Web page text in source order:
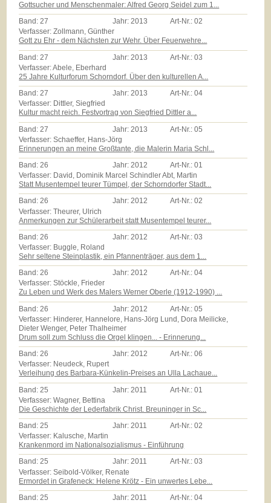
Gottsucher und Menschenmaler: Alfred Georg Seidel zum 1...
Band:27 Jahr:2013 Art-Nr.:02
Verfasser: Zollmann, Günther
Gott zu Ehr - dem Nächsten zur Wehr. Über Feuerwehre...
Band: 27 Jahr: 2013 Art-Nr.:03
Verfasser: Abele, Eberhard
25 Jahre Kulturforum Schorndorf. Über den kulturellen A...
Band:27 Jahr:2013 Art-Nr.:04
Verfasser: Dittler, Siegfried
Kultur macht reich. Festvortrag von Siegfried Dittler a...
Band: 27 Jahr: 2013 Art-Nr.:05
Verfasser: Schaeffer, Hans-Jörg
Erinnerungen an meine Großtante, die Malerin Maria Schl...
Band:26 Jahr:2012 Art-Nr.:01
Verfasser: David, Dominik Marcel Schindler Abt, Martin
Statt Musentempel teurer Tümpel, der Schorndorfer Stadt...
Band:26 Jahr:2012 Art-Nr.:02
Verfasser: Theurer, Ulrich
Anmerkungen zur Schülerarbeit statt Musentempel teurer...
Band:26 Jahr:2012 Art-Nr.:03
Verfasser: Buggle, Roland
Sehr seltene Steinplastik, ein Pfannenträger, aus dem 1...
Band:26 Jahr:2012 Art-Nr.:04
Verfasser: Stöckle, Frieder
Zu Leben und Werk des Malers Werner Oberle (1912-1990) ...
Band: 26 Jahr: 2012 Art-Nr.:05
Verfasser: Hinderer, Hannelore, Hans-Jörg Lund, Dora Meilicke,
Dieter Wenger, Peter Thalheimer
Drum soll zum Schluss die Orgel klingen... - Erinnerung...
Band:26 Jahr:2012 Art-Nr.:06
Verfasser: Neudeck, Rupert
Verleihung des Barbara-Künkelin-Preises an Ulla Lachaue...
Band: 25 Jahr: 2011 Art-Nr.:01
Verfasser: Wagner, Bettina
Die Geschichte der Lederfabrik Christ. Breuninger in Sc...
Band:25 Jahr:2011 Art-Nr.:02
Verfasser: Kalusche, Martin
Krankenmord im Nationalsozialismus - Einführung
Band:25 Jahr:2011 Art-Nr.:03
Verfasser: Seibold-Völker, Renate
Ermordet in Grafeneck: Helene Krötz - Ein unwertes Lebe...
Band:25 Jahr:2011 Art-Nr.:04